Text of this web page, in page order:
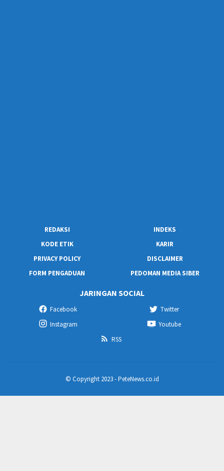
REDAKSI
INDEKS
KODE ETIK
KARIR
PRIVACY POLICY
DISCLAIMER
FORM PENGADUAN
PEDOMAN MEDIA SIBER
JARINGAN SOCIAL
Facebook
Twitter
Instagram
Youtube
RSS
© Copyright 2023 - PeteNews.co.id